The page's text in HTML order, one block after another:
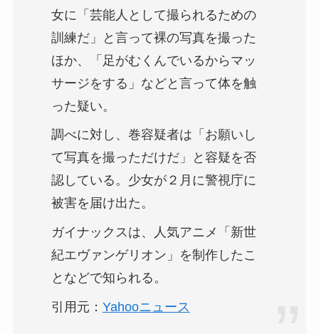
女に「芸能人として撮られるための
訓練だ」と言って裸の写真を撮った
ほか、「足がむくんでいるからマッ
サージをする」などと言って体を触
った疑い。
調べに対し、巻容疑者は「お願いし
て写真を撮っただけだ」と容疑を否
認している。少女が２月に警視庁に
被害を届け出た。
ガイナックスは、人気アニメ「新世
紀エヴァンゲリオン」を制作したこ
となどで知られる。
引用元： Yahooニュース